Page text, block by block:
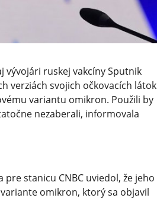
vývojári ruskej vakcíny Sputnik
verziách svojich očkovacích látok
variantu omikron. Použili by
nezaberali, informovala
stanicu CNBC uviedol, že jeho
omikron, ktorý sa objavil